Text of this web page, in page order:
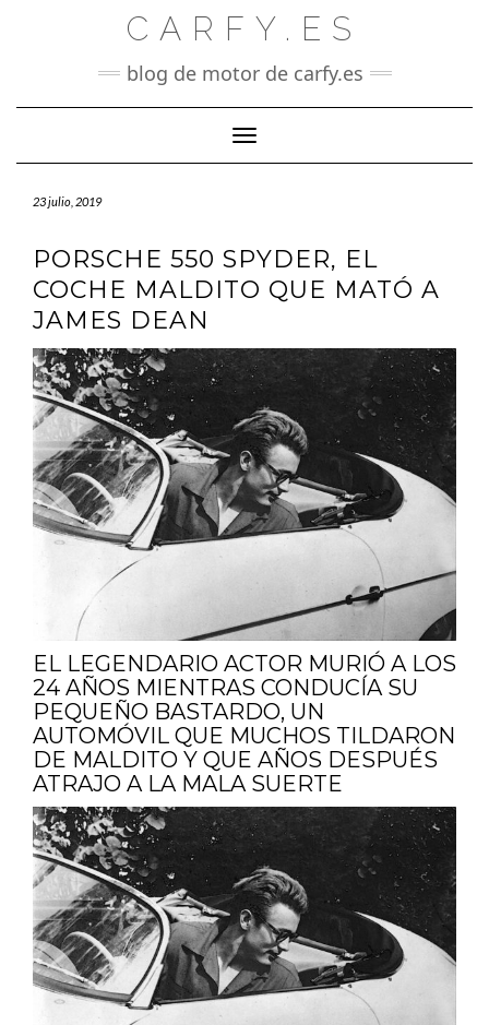
CARFY.ES
blog de motor de carfy.es
Cambiar modo de navegación
23 julio, 2019
PORSCHE 550 SPYDER, EL
COCHE MALDITO QUE MATÓ A
JAMES DEAN
EL LEGENDARIO ACTOR MURIÓ A LOS
24 AÑOS MIENTRAS CONDUCÍA SU
PEQUEÑO BASTARDO, UN
AUTOMÓVIL QUE MUCHOS TILDARON
DE MALDITO Y QUE AÑOS DESPUÉS
ATRAJO A LA MALA SUERTE